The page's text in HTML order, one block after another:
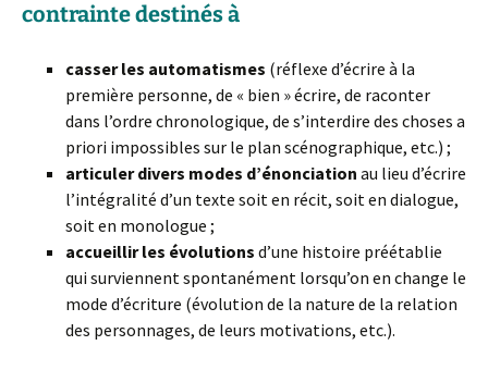
contraintedestinés à
casser les automatismes (réflexe d’écrire à la
première personne, de « bien » écrire, de raconter
dans l’ordre chronologique, de s’interdire des choses a
priori impossibles sur le plan scénographique, etc.) ;
articuler divers modes d’énonciation au lieu d’écrire
l’intégralité d’un texte soit en récit, soit en dialogue,
soit en monologue ;
accueillir les évolutions d’une histoire préétablie
qui surviennent spontanément lorsqu’on en change le
mode d’écriture (évolution de la nature de la relation
des personnages, de leurs motivations, etc.).